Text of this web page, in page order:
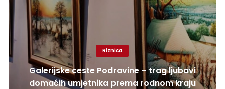
Riznica
Galerijske ceste Podravine – trag ljubavi
domaćih umjetnika prema rodnom kraju